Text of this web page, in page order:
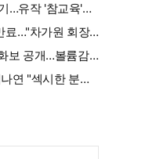
…유작 '참교육'서
료…"차가원 회장,
보 공개…볼륨감·
연 "섹시한 분들